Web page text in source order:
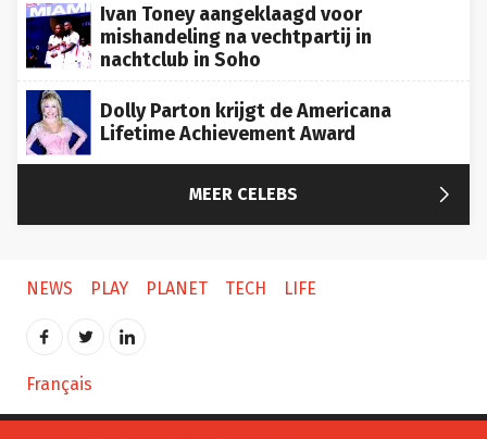
Ivan Toney aangeklaagd voor
mishandeling na vechtpartij in
nachtclub in Soho
Dolly Parton krijgt de Americana
Lifetime Achievement Award
MEER CELEBS 
NEWS PLAY PLANET TECH LIFE
Français